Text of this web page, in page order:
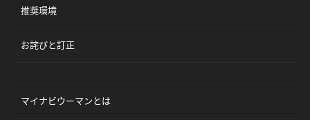
推奨環境
お詫びと訂正
マイナビウーマンとは